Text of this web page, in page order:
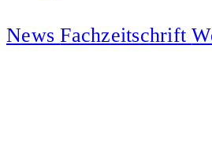
NewsFachzeitschrift